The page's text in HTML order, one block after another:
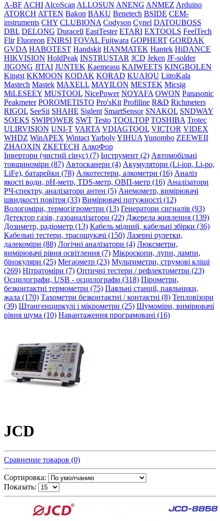
A-BFACHIAlcoScanALLOSUN ANENG ANMEZ Arduino
ATORCH ATTEN Bakon BAKU Benetech BSIDE CEM-
instruments CHY CLUBIONA Codyson Cynel DATOUBOSS
DBL DELONG Duracell EastTester ETARI EXTOOLS FeelTech
Flir Fluoreon FNIRSI FOVAL Fujiwara GOPHERT GORDAK
GVDA HABOTEST Handskit HANMATEK Hantek HiDANCE
HIKVISION HoldPeak INSTRUSTAR JCD Jeken JF-solder
JIGONG JITAI JUNTEK Kaemeasu KAIWEETS KINGBOLEN
Kingst KKMOON KODAK KORAD KUAIQU LiitoKala
Mastech Mastek MAXELL MAYILON MESTEK Micsig
MiLESEEY MUSTOOL NicePower NOYAFA OWON Panasonic
Peakmeter POROMETISTO Pro'sKit Profiline R&D Richmeters
RIGOL SeeSii SHAHE Siglent SmartSensor SNAKOL SNDWAY
SOEKS SWIPOWER SWT Testo TOOLTOP TOSHIBA Trotec
ULIRVISION UNI-T VARTA VDIAGTOOL VICTOR VIDEX
WHDZ WinAPEX WintactYarbolyYIHUAYunombo ZEEWEII
ZHAOXIN ZKETECH АлкоФор
Інвертори (чистий сінус) (7) Інструмент (2) Автомобільні
товщиноміри (87) Автосканери (4) Акумулятори (Li-ion, Li-po,
LiFe), батарейки (78) Алкотестери, алкометри (16) Аналіз
якості води, pH-метр, TDS-метр, ОВП-метр (16) Аналізатори
РЧ-спектру, аналізатори антен (5) Анемометр, вимірювачі
швидкості повітря (33) Вимірювачі потужності (12)
Вологоміри, термогігрометри (13) Генератори сигналів (93)
Детектор газів, газоаналізатори (22) Джерела живлення (139)
Дозиметр, радіометр (13) Кабель мідний, кабельні збірки (36)
Кабельні тестери, трасошукачі (150) Лазерні рулетки,
далекоміри (88) Логічні аналізатори (4) Люксметри,
вимірювачі рівня освітлення (7) Мікроскопи, лупи, лампи,
бінокуляри (25) Мегаометр (23) Мультиметри, струмові кліщі
(269) Нітратоміри (7) Оптичні тестери / рефлектометри (23)
Осцилографи, USB - осцилографи (318) Пірометри,
безконтактні термометри (75) Паяльні станції, паяльники,
жала (170) Тахометри безконтактні / контактні (8) Тепловізори
(39) Штангенциркулі і мікрометри (25) Шумоміри, вимірювачі
рівня шума (10) Навантаження програмовані (16)
JCD
Сравнение товаров (0)
Сортировка:
Показать: